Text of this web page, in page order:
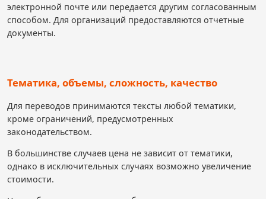
электронной почте или передается другим согласованным
способом. Для организаций предоставляются отчетные
документы.
Тематика, объемы, сложность, качество
Для переводов принимаются тексты любой тематики,
кроме ограничений, предусмотренных
законодательством.
В большинстве случаев цена не зависит от тематики,
однако в исключительных случаях возможно увеличение
стоимости.